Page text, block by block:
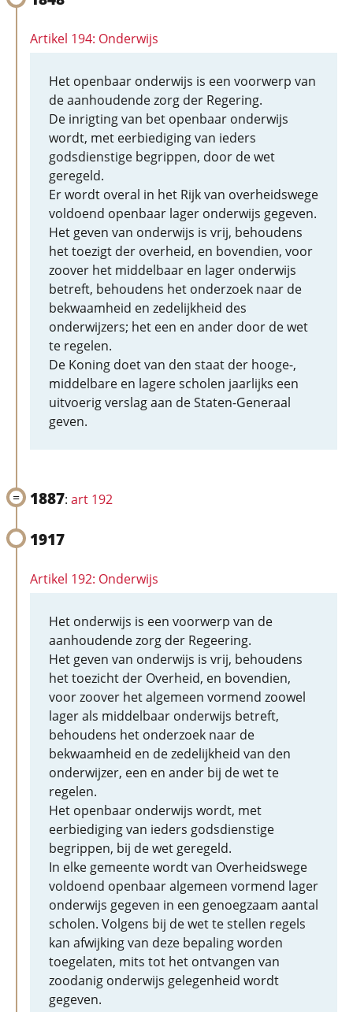
Artikel 194: Onderwijs
Het openbaar onderwijs is een voorwerp van
de aanhoudende zorg der Regering.
De inrigting van bet openbaar onderwijs
wordt, met eerbiediging van ieders
godsdienstige begrippen, door de wet
geregeld.
Er wordt overal in het Rijk van overheidswege
voldoend openbaar lager onderwijs gegeven.
Het geven van onderwijs is vrij, behoudens
het toezigt der overheid, en bovendien, voor
zoover het middelbaar en lager onderwijs
betreft, behoudens het onderzoek naar de
bekwaamheid en zedelijkheid des
onderwijzers; het een en ander door de wet
te regelen.
De Koning doet van den staat der hooge-,
middelbare en lagere scholen jaarlijks een
uitvoerig verslag aan de Staten-Generaal
geven.
1887: art 192
1917
Artikel 192: Onderwijs
Het onderwijs is een voorwerp van de
aanhoudende zorg der Regeering.
Het geven van onderwijs is vrij, behoudens
het toezicht der Overheid, en bovendien,
voor zoover het algemeen vormend zoowel
lager als middelbaar onderwijs betreft,
behoudens het onderzoek naar de
bekwaamheid en de zedelijkheid van den
onderwijzer, een en ander bij de wet te
regelen.
Het openbaar onderwijs wordt, met
eerbiediging van ieders godsdienstige
begrippen, bij de wet geregeld.
In elke gemeente wordt van Overheidswege
voldoend openbaar algemeen vormend lager
onderwijs gegeven in een genoegzaam aantal
scholen. Volgens bij de wet te stellen regels
kan afwijking van deze bepaling worden
toegelaten, mits tot het ontvangen van
zoodanig onderwijs gelegenheid wordt
gegeven.